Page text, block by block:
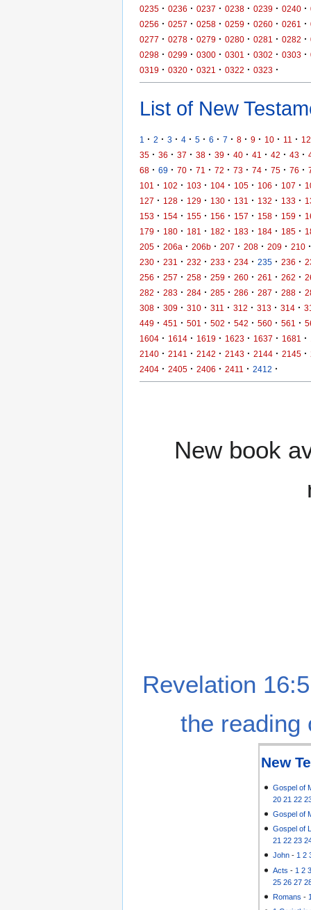
0235 · 0236 · 0237 · 0238 · 0239 · 0240 ·
0256 · 0257 · 0258 · 0259 · 0260 · 0261 ·
0277 · 0278 · 0279 · 0280 · 0281 · 0282 ·
0298 · 0299 · 0300 · 0301 · 0302 · 0303 ·
0319 · 0320 · 0321 · 0322 · 0323 ·
List of New
1 · 2 · 3 · 4 · 5 · 6 · 7 · 8 · 9 · 10 · 11 · 12
35 · 36 · 37 · 38 · 39 · 40 · 41 · 42 · 43 ·
68 · 69 · 70 · 71 · 72 · 73 · 74 · 75 · 76 ·
101
· 102 · 103 · 104 · 105 · 106 · 107 ·
127 · 128 · 129 · 130 · 131 · 132 · 133 ·
153 · 154 · 155 · 156 · 157 · 158 · 159 ·
179 · 180 · 181 · 182 · 183 · 184 · 185 ·
205 · 206a · 206b · 207 · 208 · 209 · 210 ·
230 · 231 · 232 · 233 · 234 · 235 · 236 ·
256 · 257 · 258 · 259 · 260 · 261 · 262 ·
282 · 283 · 284 · 285 · 286 · 287 · 288 ·
308 · 309 · 310 · 311 · 312 · 313 · 314 ·
449 · 451 · 501 · 502 · 542 · 560 · 561 ·
1604 · 1614 · 1619 · 1623 · 1637 · 1681 ·
2140 · 2141 · 2142 · 2143 · 2144 · 2145 ·
2404 · 2405 · 2406 · 2411 · 2412 ·
New book
Revelation
the reading
New
Gospel of
20 21 22
Gospel of
Gospel of
21 22 23
John - 1 2
Acts - 1 2
25 26 27
Romans -